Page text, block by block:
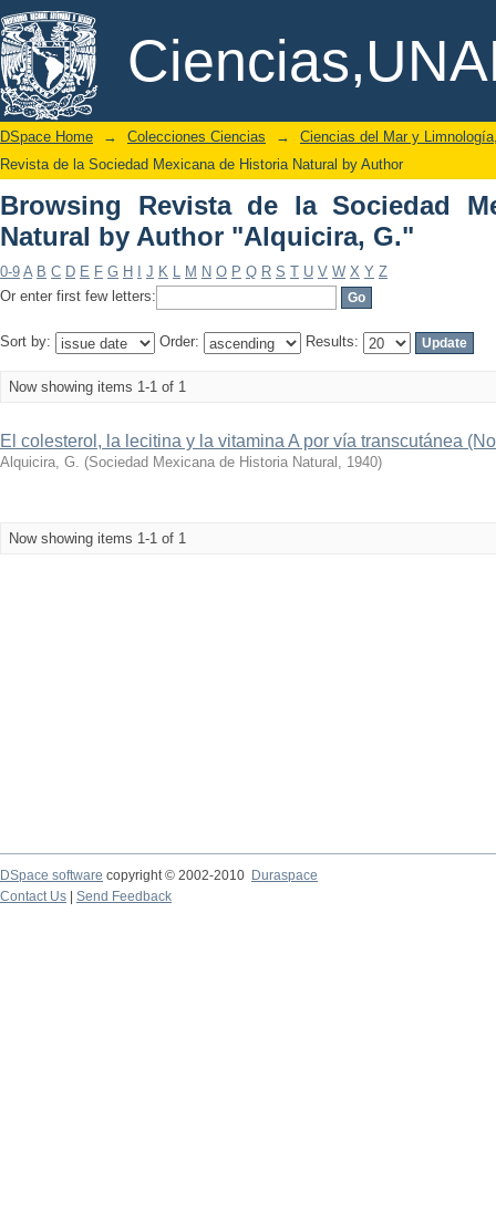
Browsing Revista de la Sociedad
"Alquicira, G."
DSpace/Manakin Repository
DSpace Home → Colecciones Ciencias →
Ciencias del Mar y
Revista de la Sociedad Mexicana de Historia Natural by Author
Browsing Revista de la Sociedad
Natural by Author "Alquicira, G."
0-9 A B C D E F G H J K L M N O P Q R S T U V W X Y Z
Or enter first few letters:
Sort by: Order: Results:
Now showing items 1-1 of 1
El colesterol, la lecitina y la vitamina A por vía transcutánea
Alquicira, G. (Sociedad Mexicana de Historia Natural , 1940)
Now showing items 1-1 of 1
DSpace software copyright © 2002-2010 Duraspace
Contact Us
Send Feedback